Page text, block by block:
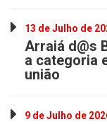
13 de Julho de
Arraiá d@s
a categoria
união
9 de Julho de